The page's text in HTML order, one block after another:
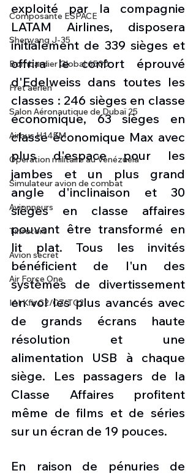
Composante ESPACE
Shenyang J-35
Bombardier Global 6500
Fret aérien
Salon Aéronautique de Dubaï 25
Airbus H145M
Opération militaire au Vénézuela
Simulateur avion de combat
Avionneurs
Tiltrotors
Avion secret
Air Force One
IAI Kfir C2/C7/TC2
exploité par la compagnie
LATAM Airlines, disposera
initialement de 339 sièges et
offrira le confort éprouvé
d'Edelweiss dans toutes les
classes : 246 sièges en classe
économique, 63 sièges en
classe économique Max avec
plus d'espace pour les
jambes et un plus grand
angle d'inclinaison et 30
sièges en classe affaires
pouvant être transformé en
lit plat. Tous les invités
bénéficient de l'un des
systèmes de divertissement
en vol les plus avancés avec
de grands écrans haute
résolution et une
alimentation USB à chaque
siège. Les passagers de la
Classe Affaires profitent
même de films et de séries
sur un écran de 19 pouces.
En raison de pénuries de